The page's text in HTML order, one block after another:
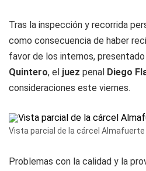
Tras la inspección y recorrida
como consecuencia de haber
favor de los internos,
Quintero, el juez penal Diego
consideraciones este viernes.
Vista parcial de la cárcel Almafuerte I.
Problemas con la calidad y la